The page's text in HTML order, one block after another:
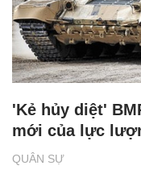
QUÂN SỰ
'Kẻ hủy diệt'
mới của lực